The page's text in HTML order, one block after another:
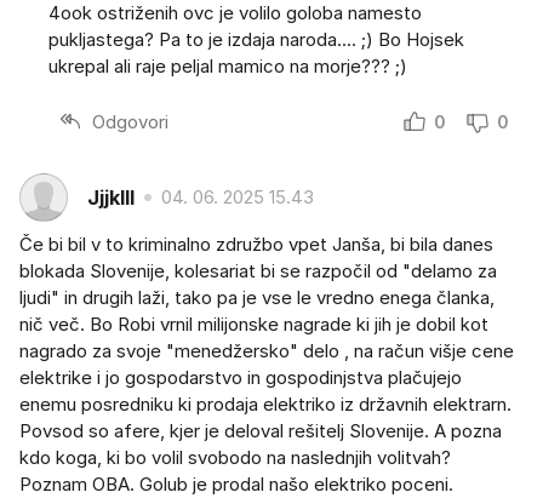
4ook ostriženih ovc je volilo goloba namesto
pukljastega? Pa to je izdaja naroda.... ;) Bo Hojsek
ukrepal ali raje peljal mamico na morje??? ;)
Odgovori 0 0
Jjjklll 04. 06. 2025 15.43
Če bi bil v to kriminalno združbo vpet Janša, bi bila danes
blokada Slovenije, kolesariat bi se razpočil od "delamo za
ljudi" in drugih laži, tako pa je vse le vredno enega članka,
nič več. Bo Robi vrnil milijonske nagrade ki jih je dobil kot
nagrado za svoje "menedžersko" delo , na račun višje cene
elektrike i jo gospodarstvo in gospodinjstva plačujejo
enemu posredniku ki prodaja elektriko iz državnih elektrarn.
Povsod so afere, kjer je deloval rešitelj Slovenije. A pozna
kdo koga, ki bo volil svobodo na naslednjih volitvah?
Poznam OBA. Golub je prodal našo elektriko poceni.